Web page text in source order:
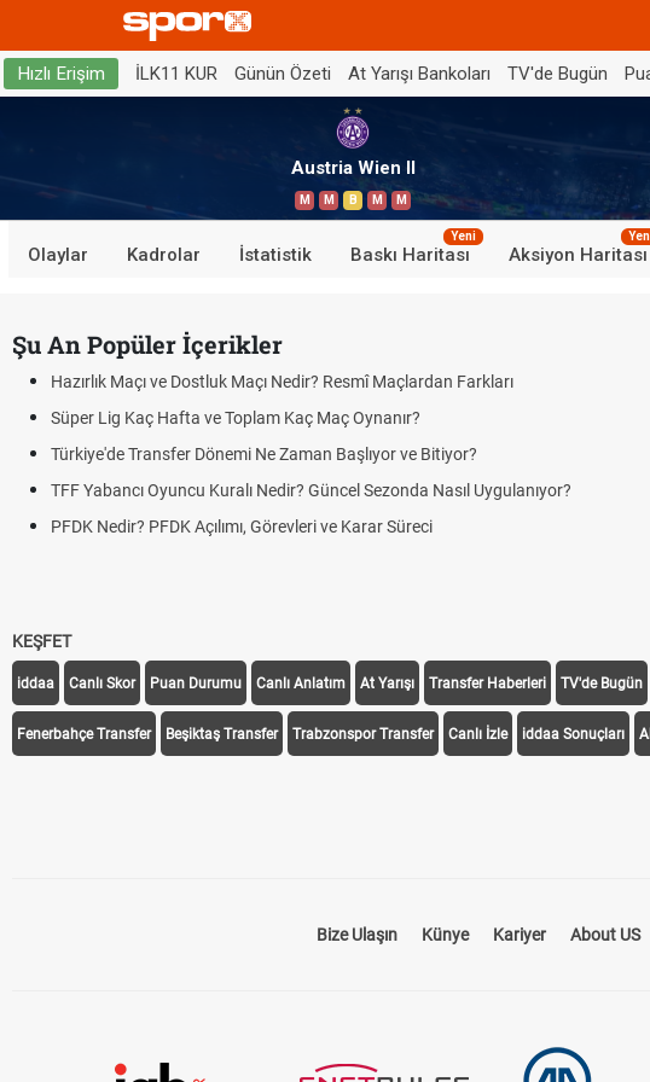
Hızlı Erişim İLK11 KUR Günün Özeti At Yarışı Bankoları TV'de Bugün
Austria Wien II
M M B M M
Olaylar Kadrolar İstatistik Baskı Haritası
Yeni
Aksiyon Haritası
Şu An Popüler İçerikler
Hazırlık Maçı ve Dostluk Maçı Nedir? Resmî Maçlardan Farkları
Süper Lig Kaç Hafta ve Toplam Kaç Maç Oynanır?
Türkiye'de Transfer Dönemi Ne Zaman Başlıyor ve Bitiyor?
TFF Yabancı Oyuncu Kuralı Nedir? Güncel Sezonda Nasıl Uygulanıyor?
PFDK Nedir? PFDK Açılımı, Görevleri ve Karar Süreci
KEŞFET
iddaa Canlı Skor Puan Durumu Canlı Anlatım At Yarışı Transfer Haberleri TV'de Bugün
Fenerbahçe Transfer Beşiktaş Transfer Trabzonspor Transfer Canlı İzle iddaa Sonuçları
Bize Ulaşın Künye Kariyer About US